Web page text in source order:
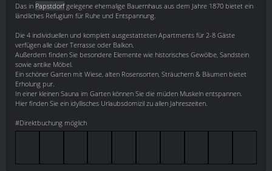
Das in Papstdorfgelegene ehemalige Bauernhaus aus dem Jahre 1870 bietet ein
ländliches Refugium für Ruhe und Entspannung.
Die 4 individuellen und komplett ausgestatteten Apartments für 2-8 Gäste
verfügen alle über Terrasse oder Balkon.
Außerdem finden Sie besondere Elemente wie historisches Gewölbe, Sandstein
sowie antike Möbel.
Ein schöner Garten mit Wiese, alten Rosensorten, Sträuchern & Bäumen bietet
Erholung pur.
In einer kleinen Sauna im Garten können Sie die müden Muskeln entspannen.
Hier finden Sie ein idyllisches Urlaubsdomizil zu allen Jahreszeiten.
#Direktbuchung möglich